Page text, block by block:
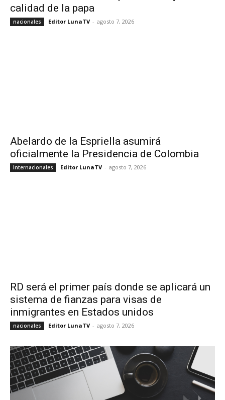
calidad de la papa
nacionales Editor LunaTV - agosto 7, 2026
Abelardo de la Espriella asumirá
oficialmente la Presidencia de Colombia
Internacionales Editor LunaTV - agosto 7, 2026
RD será el primer país donde se aplicará un
sistema de fianzas para visas de
inmigrantes en Estados unidos
nacionales Editor LunaTV - agosto 7, 2026